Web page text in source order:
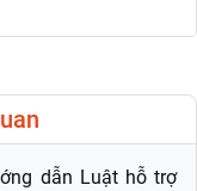
dẫn Luật hỗ trợ